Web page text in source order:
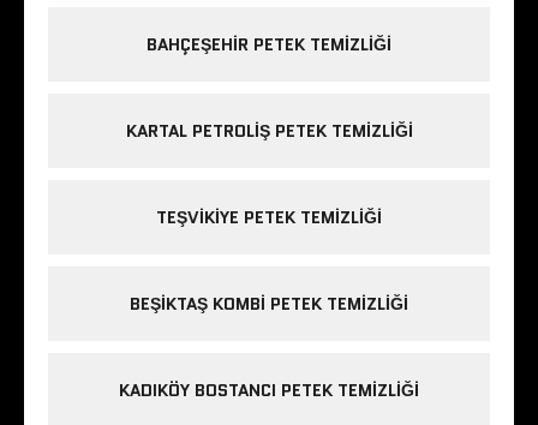
BAHÇEŞEHIR PETEK TEMIZLIĞI
KARTAL PETROLIŞ PETEK TEMIZLIĞI
TEŞVIKIYE PETEK TEMIZLIĞI
BEŞIKTAŞ KOMBI PETEK TEMIZLIĞI
KADIKÖY BOSTANCI PETEK TEMIZLIĞI